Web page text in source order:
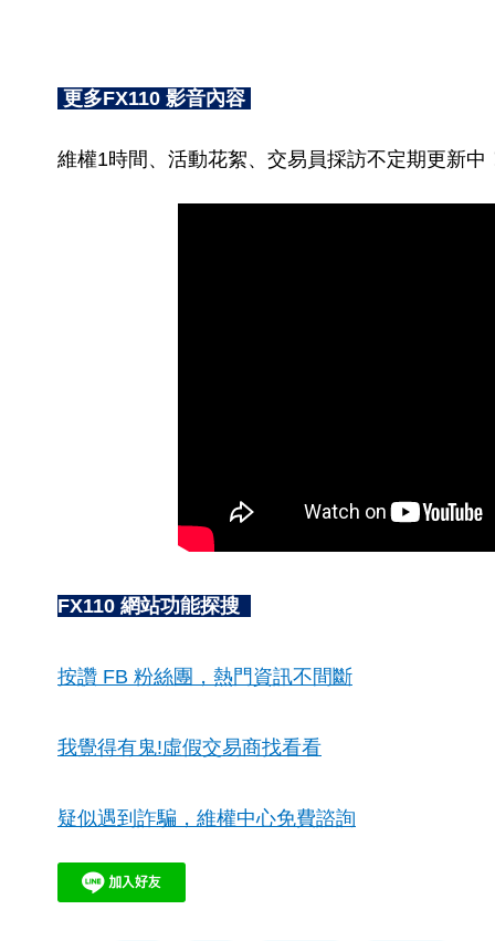
更多FX110 影音內容
維權1時間、活動花絮、交易員採訪不定期更新
FX110 網站功能探搜
按讚 FB 粉絲團，熱門資訊不間斷
我覺得有鬼!虛假交易商找看看
疑似遇到詐騙，維權中心免費諮詢